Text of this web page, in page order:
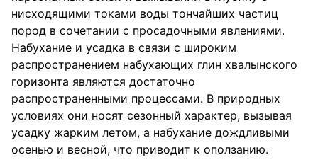
нисходящими токами воды тончайших частиц
пород в сочетании с просадочными явлениями.
Набухание и усадка в связи с широким
распространением набухающих глин хвалынского
горизонта являются достаточно
распространенными процессами. В природных
условиях они носят сезонный характер, вызывая
усадку жарким летом, а набухание дождливыми
осенью и весной, что приводит к оползанию.